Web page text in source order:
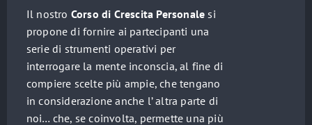
Il nostro Corso di Crescita Personale si
propone di fornire ai partecipanti una
serie di strumenti operativi per
interrogare la mente inconscia, al fine di
compiere scelte più ampie, che tengano
in considerazione anche l’ altra parte di
noi… che, se coinvolta, permette una più